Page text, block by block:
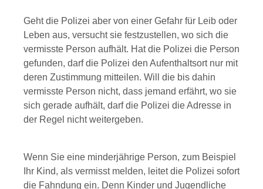
Geht die Polizei aber von einer Gefahr für Leib oder
Leben aus, versucht sie festzustellen, wo sich die
vermisste Person aufhält. Hat die Polizei die Person
gefunden, darf die Polizei den Aufenthaltsort nur mit
deren Zustimmung mitteilen. Will die bis dahin
vermisste Person nicht, dass jemand erfährt, wo sie
sich gerade aufhält, darf die Polizei die Adresse in
der Regel nicht weitergeben.
Wenn Sie eine minderjährige Person, zum Beispiel
Ihr Kind, als vermisst melden, leitet die Polizei sofort
die Fahndung ein. Denn Kinder und Jugendliche